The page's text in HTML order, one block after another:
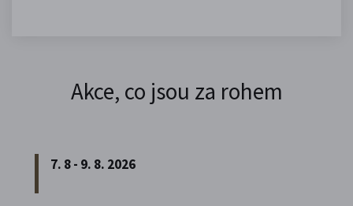
Akce, co jsou za rohem
7. 8 - 9. 8. 2026